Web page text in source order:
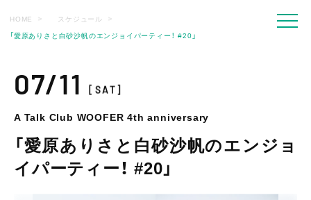
HOME スケジュール
「愛原ありさと白砂沙帆のエンジョイパーティー！ #20」
07/11[SAT]
A Talk Club WOOFER 4th anniversary
「愛原ありさと白砂沙帆のエンジョ
イパーティー！ #20」